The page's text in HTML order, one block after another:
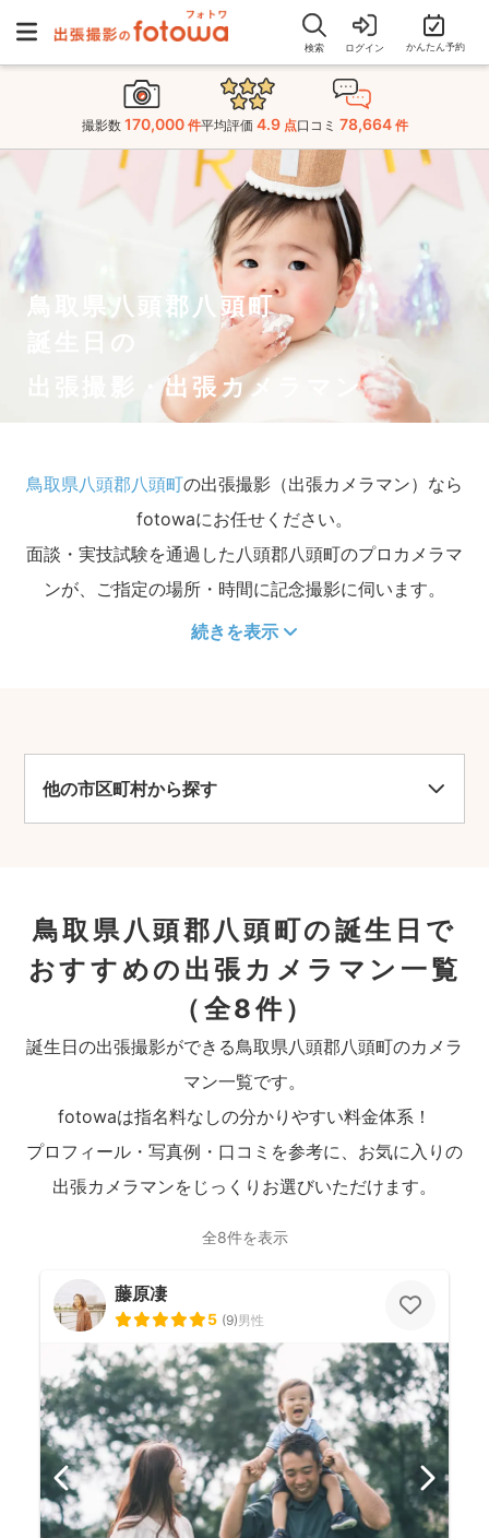
検索 ログイン かんたん予約
撮影数 170,000 件平均評価 4.9 点口コミ 78,664 件
鳥取県八頭郡八頭町
誕生日の
出張撮影・出張カメラマン
鳥取県八頭郡八頭町の出張撮影（出張カメラマン）なら
fotowaにお任せください。
面談・実技試験を通過した八頭郡八頭町のプロカメラマ
ンが、ご指定の場所・時間に記念撮影に伺います。
続きを表示
他の市区町村から探す
鳥取県八頭郡八頭町の誕生日で
おすすめの出張カメラマン一覧
（全8件）
誕生日の出張撮影ができる鳥取県八頭郡八頭町のカメラ
マン一覧です。
fotowaは指名料なしの分かりやすい料金体系！
プロフィール・写真例・口コミを参考に、お気に入りの
出張カメラマンをじっくりお選びいただけます。
全8件を表示
藤原凄
5 (9)男性